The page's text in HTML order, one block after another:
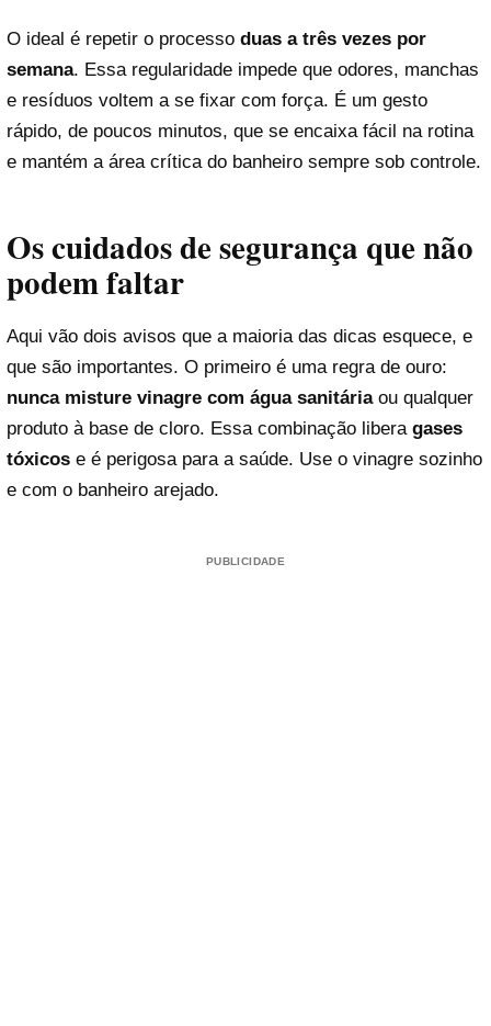
O ideal é repetir o processo duas a três vezes por
semana. Essa regularidade impede que odores, manchas
e resíduos voltem a se fixar com força. É um gesto
rápido, de poucos minutos, que se encaixa fácil na rotina
e mantém a área crítica do banheiro sempre sob controle.
Os cuidados de segurança que não
podem faltar
Aqui vão dois avisos que a maioria das dicas esquece, e
que são importantes. O primeiro é uma regra de ouro:
nunca misture vinagre com água sanitáriaou qualquer
produto à base de cloro. Essa combinação libera gases
tóxicos e é perigosa para a saúde. Use o vinagre sozinho
e com o banheiro arejado.
PUBLICIDADE